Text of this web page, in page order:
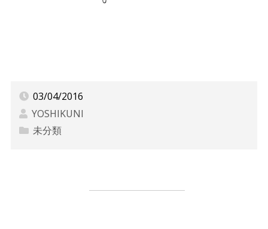
03/04/2016
YOSHIKUNI
未分類